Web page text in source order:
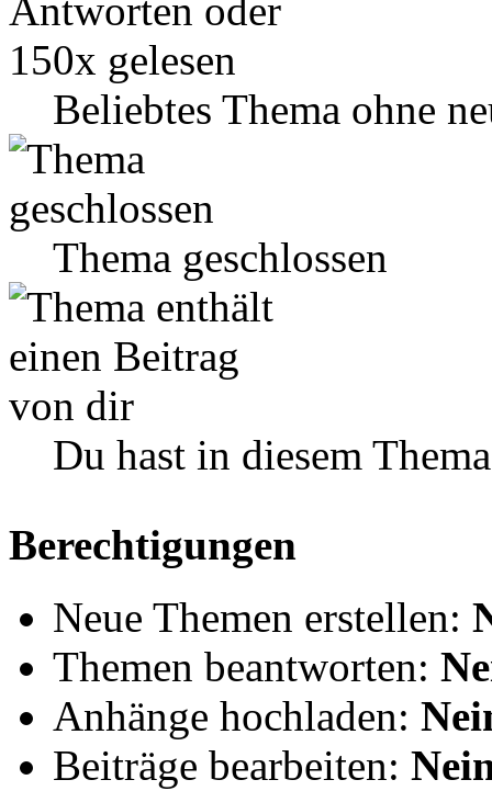
Beliebtes Thema ohne
Thema geschlossen
Du hast in diesem
Berechtigungen
Neue Themen erstellen:
Themen beantworten:
Anhänge hochladen:
Beiträge bearbeiten: